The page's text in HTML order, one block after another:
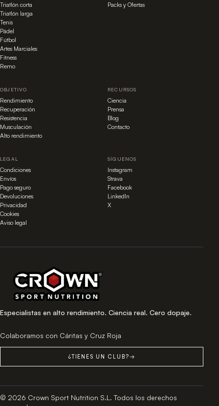
Triatlón corta
Triatlón larga
Tenis
Pádel
Fútbol
Artes Marciales
Fitness
Remo
Packs y Ofertas
OBJETIVO
Rendimiento
Recuperación
Resistencia
Musculación
Alto rendimiento
RECURSOS
Ciencia
Prensa
Blog
Contacto
LEGAL
Condiciones
Envíos
Pago seguro
Devoluciones
Privacidad
Cookies
Aviso legal
SÍGUENOS
Instagram
Strava
Facebook
LinkedIn
X
Especialistas en alto rendimiento. Ciencia real. Cero dopaje.
Colaboramos con Cáritas y Cruz Roja
¿TIENES UN CLUB?→
© 2026 Crown Sport Nutrition S.L. Todos los derechos